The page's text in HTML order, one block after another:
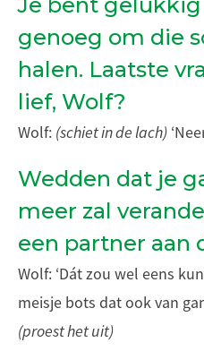
genoeg om die
halen. Laatste
lief, Wolf?
Wolf: (schiet in de lach)
Wedden dat je
meer zal
een partner aan
Wolf: ‘Dát zou wel eens
meisje bots dat ook van
(proest het uit)